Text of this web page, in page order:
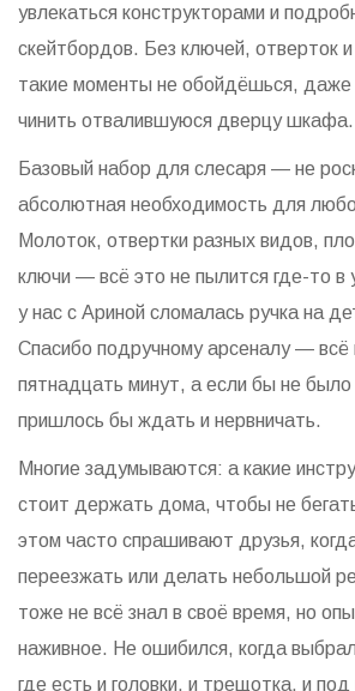
увлекаться конструкторами и
скейтбордов. Без ключей, отверток
такие моменты не обойдёшься, даже
чинить отвалившуюся дверцу шкафа.
Базовый набор для слесаря — не
абсолютная необходимость для
Молоток, отвертки разных видов,
ключи — всё это не пылится где-то в
у нас с Ариной сломалась ручка на
Спасибо подручному арсеналу — всё
пятнадцать минут, а если бы не было
пришлось бы ждать и нервничать.
Многие задумываются: а какие
стоит держать дома, чтобы не
этом часто спрашивают друзья,
переезжать или делать небольшой
тоже не всё знал в своё время, но
наживное. Не ошибился, когда
где есть и головки, и трещотка, и под